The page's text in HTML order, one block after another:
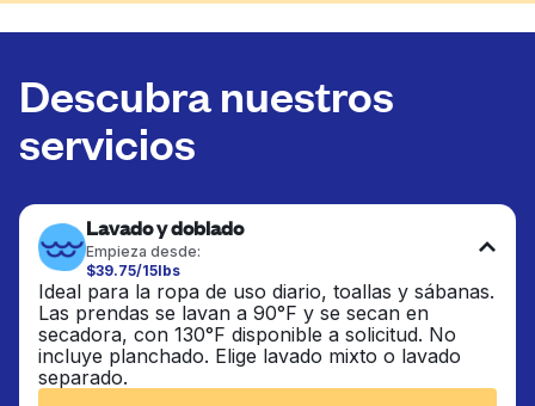
Descubra nuestros
servicios
Lavado y doblado
Empieza desde:
$39.75/15lbs
Ideal para la ropa de uso diario, toallas y sábanas.
Las prendas se lavan a 90°F y se secan en
secadora, con 130°F disponible a solicitud. No
incluye planchado. Elige lavado mixto o lavado
separado.